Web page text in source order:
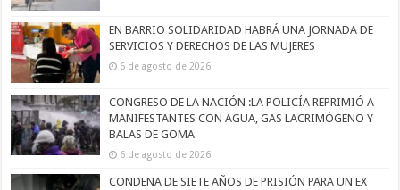
EN BARRIO SOLIDARIDAD HABRÁ UNA JORNADA DE
SERVICIOS Y DERECHOS DE LAS MUJERES
6 de agosto de 2026
CONGRESO DE LA NACIÓN :LA POLICÍA REPRIMIÓ A
MANIFESTANTES CON AGUA, GAS LACRIMÓGENO Y
BALAS DE GOMA
6 de agosto de 2026
CONDENA DE SIETE AÑOS DE PRISIÓN PARA UN EX